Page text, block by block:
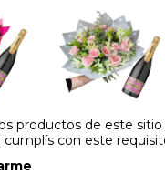
NRO 2
18%
productos de este
cumplís con este